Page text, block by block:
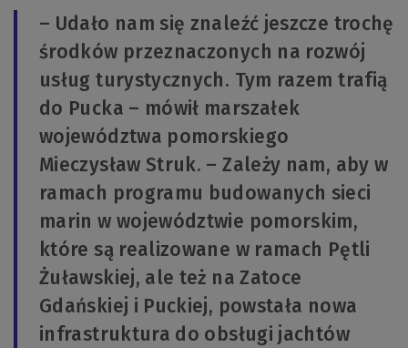
– Udało nam się znaleźć jeszcze trochę
środków przeznaczonych na rozwój
usług turystycznych. Tym razem trafią
do Pucka – mówił marszałek
województwa pomorskiego
Mieczysław Struk. – Zależy nam, aby w
ramach programu budowanych sieci
marin w województwie pomorskim,
które są realizowane w ramach Pętli
Żuławskiej, ale też na Zatoce
Gdańskiej i Puckiej, powstała nowa
infrastruktura do obsługi jachtów